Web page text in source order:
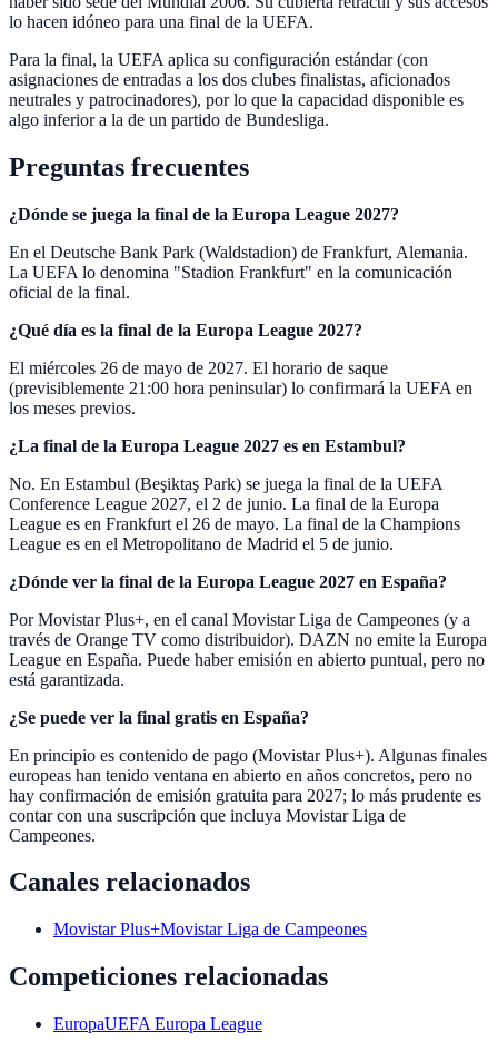
lo hacen idóneo para una final de la UEFA.
Para la final, la UEFA aplica su configuración estándar (con
asignaciones de entradas a los dos clubes finalistas, aficionados
neutrales y patrocinadores), por lo que la capacidad disponible es
algo inferior a la de un partido de Bundesliga.
Preguntas frecuentes
¿Dónde se juega la final de la Europa League 2027?
En el Deutsche Bank Park (Waldstadion) de Frankfurt, Alemania.
La UEFA lo denomina "Stadion Frankfurt" en la comunicación
oficial de la final.
¿Qué día es la final de la Europa League 2027?
El miércoles 26 de mayo de 2027. El horario de saque
(previsiblemente 21:00 hora peninsular) lo confirmará la UEFA en
los meses previos.
¿La final de la Europa League 2027 es en Estambul?
No. En Estambul (Beşiktaş Park) se juega la final de la UEFA
Conference League 2027, el 2 de junio. La final de la Europa
League es en Frankfurt el 26 de mayo. La final de la Champions
League es en el Metropolitano de Madrid el 5 de junio.
¿Dónde ver la final de la Europa League 2027 en España?
Por Movistar Plus+, en el canal Movistar Liga de Campeones (y a
través de Orange TV como distribuidor). DAZN no emite la Europa
League en España. Puede haber emisión en abierto puntual, pero no
está garantizada.
¿Se puede ver la final gratis en España?
En principio es contenido de pago (Movistar Plus+). Algunas finales
europeas han tenido ventana en abierto en años concretos, pero no
hay confirmación de emisión gratuita para 2027; lo más prudente es
contar con una suscripción que incluya Movistar Liga de
Campeones.
Canales relacionados
Movistar Plus+Movistar Liga de Campeones
Competiciones relacionadas
EuropaUEFA Europa League